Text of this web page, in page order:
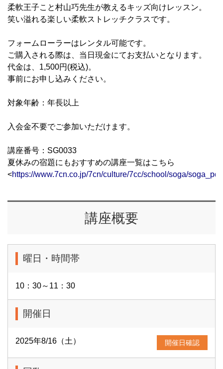
柔軟王子こと村山巧先生が教えるキッズ向けレッスン。
笑い溢れる楽しい柔軟ストレッチクラスです。
フォームローラーはレンタル可能です。
ご購入される際は、当日現金にてお支払いとなります。
代金は、1,500円(税込)。
事前にお申し込みください。
対象年齢：年長以上
入会金不要でご参加いただけます。
講座番号：SG0033
夏休みの宿題にもおすすめの講座一覧はこちら
<https://www.7cn.co.jp/7cn/culture/7cc/school/soga/
講座概要
曜日・時間帯
10：30～11：30
開催日
2025年8/16（土） 開催日確認